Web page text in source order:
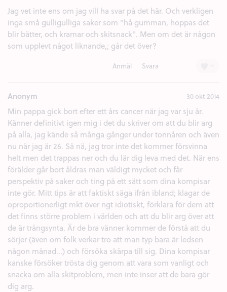
Jag vet inte ens om jag vill ha svar på det här. Och verkligen
inga små gulligulliga saker som "hå gumman, hoppas det
blir bätter, och kramar och skitsnack". Men om det är någon
som upplevt något liknande,; går det över?
Anmäl Svara
Anonym 30 okt 2014
Min pappa gick bort efter ett års cancer när jag var sju år.
Känner definitivt igen mig i det du skriver om att du blir arg
på alla, jag kände så många gånger under tonnåren och även
nu när jag är 26. Så nä, jag tror inte det kommer försvinna
helt men det trappas ner och du lär dig leva med det. När ens
förälder går bort åldras man väldigt mycket och får
perspektiv på saker och ting på ett sätt som dina kompisar
inte gör. Mitt tips är att faktiskt säga ifrån ibland; klagar de
oproportionerligt mkt över ngt idiotiskt, förklara för dem att
det finns större problem i världen och att du blir arg över att
de är trångsynta. Är de bra vänner kommer de förstå att du
sörjer (även om folk verkar tro att man typ bara är ledsen
någon månad...) och försöka skärpa till sig. Dina kompisar
kanske försöker trösta dig genom att vara som vanligt och
snacka om alla skitproblem, men inte inser att de bara gör
dig arg.